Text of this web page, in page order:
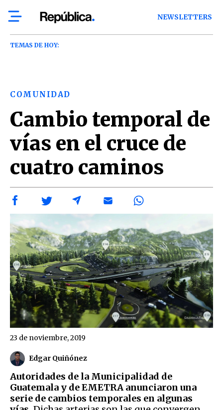
NEWSLETTERS
TEMAS DE HOY:
COMUNIDAD
Cambio temporal de
vías en el cruce de
cuatro caminos
Edgar Quiñónez
23 de noviembre, 2019
Autoridades de la Municipalidad de
Guatemala y de EMETRA anunciaron una
serie de cambios temporales en algunas